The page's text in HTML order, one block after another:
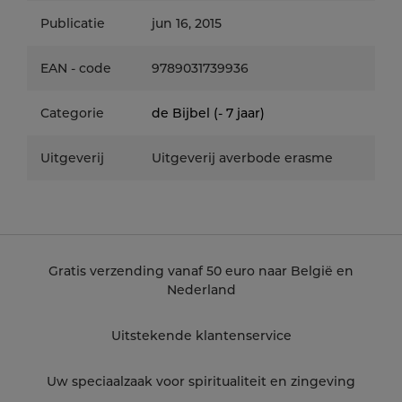
Publicatie jun 16, 2015
EAN - code 9789031739936
Categorie de Bijbel (- 7 jaar)
Uitgeverij Uitgeverij averbode erasme
Gratis verzending vanaf 50 euro naar België en
Nederland
Uitstekende klantenservice
Uw speciaalzaak voor spiritualiteit en zingeving